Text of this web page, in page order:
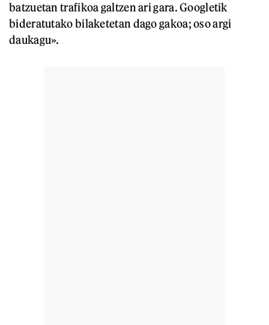
batzuetan trafikoa galtzen ari gara. Googletik
bideratutako bilaketetan dago gakoa; oso argi
daukagu».